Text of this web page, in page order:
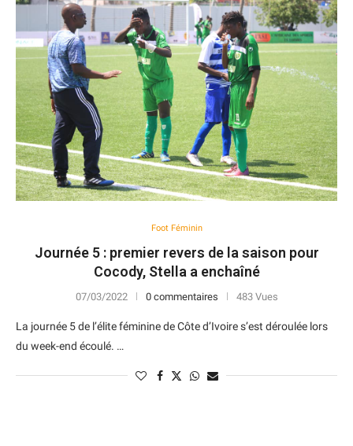
Foot Féminin
Journée 5 : premier revers de la saison pour
Cocody, Stella a enchaîné
07/03/2022 0 commentaires 483 Vues
La journée 5 de l’élite féminine de Côte d’Ivoire s’est déroulée lors
du week-end écoulé. …